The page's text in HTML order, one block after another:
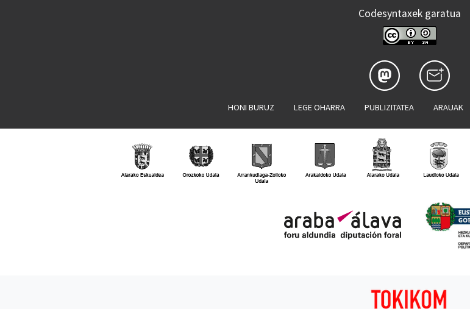
Codesyntaxek garatua
HONI BURUZ LEGE OHARRA PUBLIZITATEA ARAUAK